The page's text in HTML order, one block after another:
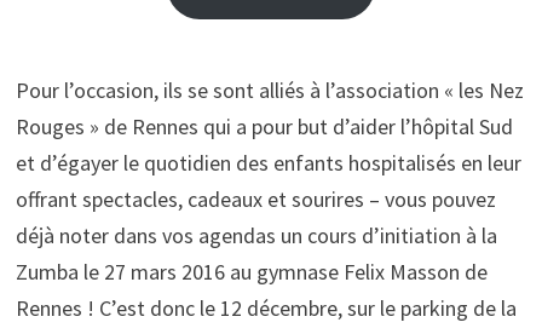
Pour l’occasion, ils se sont alliés à l’association « les Nez
Rouges » de Rennes qui a pour but d’aider l’hôpital Sud
et d’égayer le quotidien des enfants hospitalisés en leur
offrant spectacles, cadeaux et sourires – vous pouvez
déjà noter dans vos agendas un cours d’initiation à la
Zumba le 27 mars 2016 au gymnase Felix Masson de
Rennes ! C’est donc le 12 décembre, sur le parking de la